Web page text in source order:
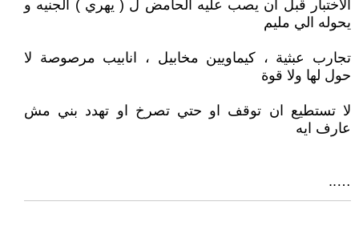
الاختبار قبل ان يصب عليه الحامض ل ( يهري ) الجنيه و
يحوله الي مليم
تجارب عبثية ، كيماويين مخابيل ، انابيب مرصوصة لا
حول لها ولا قوة
لا تستطيع ان توقف او حتي تصرخ او تهدد بني مش
عارف ايه
…..